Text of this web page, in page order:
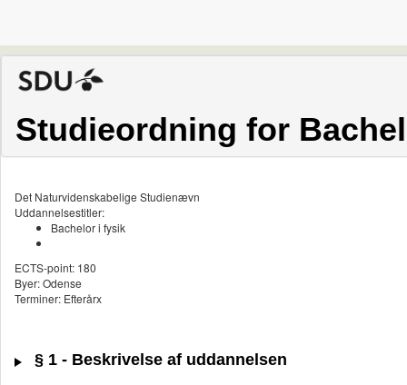
Studieordning for
Det Naturvidenskabelige Studienævn
Uddannelsestitler:
Bachelor i fysik
ECTS-point: 180
Byer: Odense
Terminer: Efterårx
§ 1 - Beskrivelse af uddannelsen